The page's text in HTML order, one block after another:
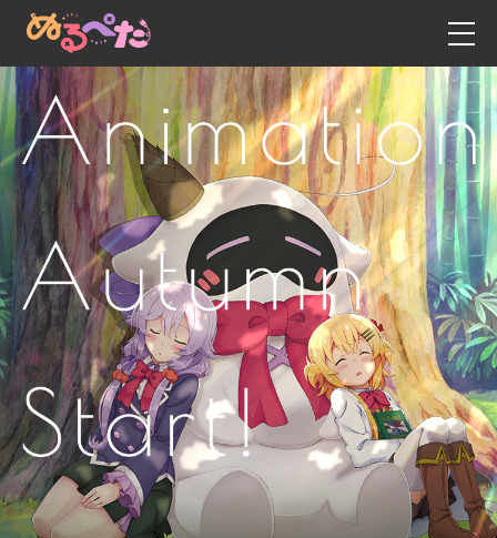
日语
英语
中文 - 繁体字
中文 - 简体字
新闻资讯
博客
动漫
故事
游戏
人物角色
工作人员・演员
作品